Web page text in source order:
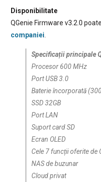
Disponibilitate
QGenie Firmware v3.2.0
companiei
Specificații principale
Procesor 600 MHz
Port USB 3.0
Baterie încorporată
SSD 32GB
Port LAN
Suport card SD
Ecran OLED
Cele 7 funcții oferite de
NAS de buzunar
Cloud privat